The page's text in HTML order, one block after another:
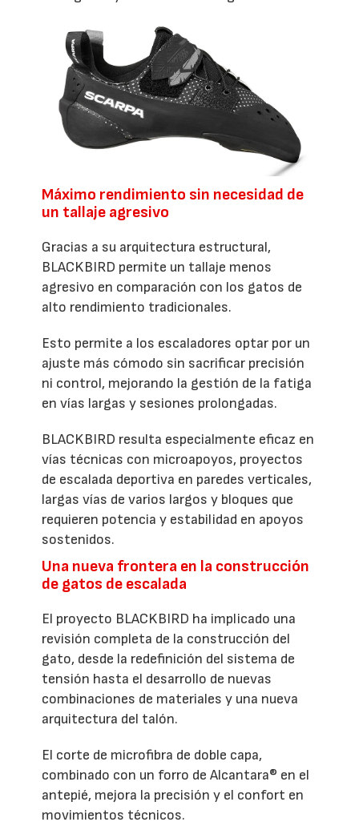
Máximo rendimiento sin necesidad de
un tallaje agresivo
Gracias a su arquitectura estructural,
BLACKBIRD permite un tallaje menos
agresivo en comparación con los gatos de
alto rendimiento tradicionales.
Esto permite a los escaladores optar por un
ajuste más cómodo sin sacrificar precisión
ni control, mejorando la gestión de la fatiga
en vías largas y sesiones prolongadas.
BLACKBIRD resulta especialmente eficaz en
vías técnicas con microapoyos, proyectos
de escalada deportiva en paredes verticales,
largas vías de varios largos y bloques que
requieren potencia y estabilidad en apoyos
sostenidos.
Una nueva frontera en la construcción
de gatos de escalada
El proyecto BLACKBIRD ha implicado una
revisión completa de la construcción del
gato, desde la redefinición del sistema de
tensión hasta el desarrollo de nuevas
combinaciones de materiales y una nueva
arquitectura del talón.
El corte de microfibra de doble capa,
combinado con un forro de Alcantara® en el
antepié, mejora la precisión y el confort en
movimientos técnicos.